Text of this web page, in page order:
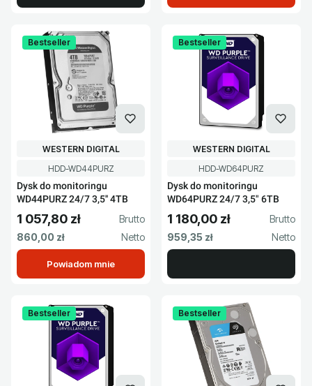
Bestseller
Kod produktu
HDD-WD44PURZ
Dysk do monitoringu
WD44PURZ 24/7 3,5'' 4TB
PRODUCENT
WESTERN DIGITAL
Cena brutto
1 057,80 zł
Cena netto
860,00 zł
Powiadom mnie
Bestseller
Kod produktu
HDD-WD64PURZ
Dysk do monitoringu
WD64PURZ 24/7 3,5" 6TB
PRODUCENT
WESTERN DIGITAL
Cena brutto
1 180,00 zł
Cena netto
959,35 zł
Bestseller Bestseller